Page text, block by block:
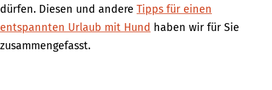
dürfen. Diesen und andere Tipps für einen
entspannten Urlaub mit Hund haben wir für Sie
zusammengefasst.